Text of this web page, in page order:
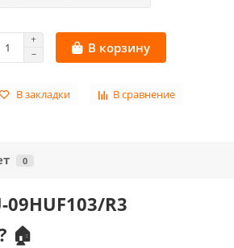
В корзину
В закладки В сравнение
0
R3
🏠